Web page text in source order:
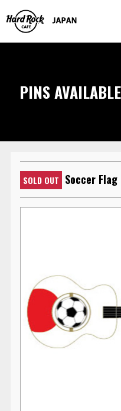
PINS
SOLD OUT Soccer